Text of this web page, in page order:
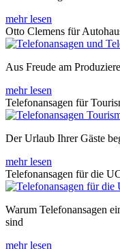
mehr lesen
Otto Clemens für
Aus Freude am
mehr lesen
Telefonansagen für
Der Urlaub Ihrer Gäste
mehr lesen
Telefonansagen für die
Warum Telefonansagen
sind
mehr lesen